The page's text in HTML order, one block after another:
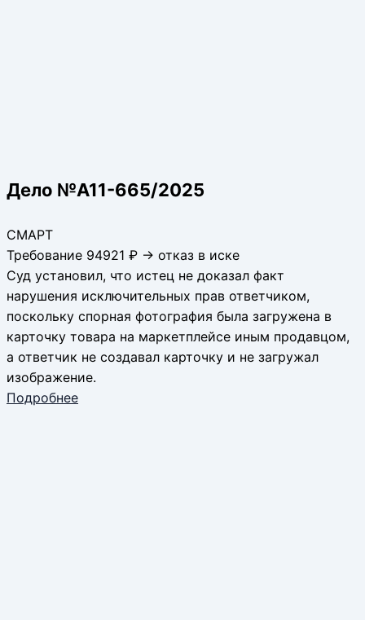
Дело №А11-665/2025
СМАРТ
Требование 94921 ₽ → отказ в иске
Суд установил, что истец не доказал факт
нарушения исключительных прав ответчиком,
поскольку спорная фотография была загружена в
карточку товара на маркетплейсе иным продавцом,
а ответчик не создавал карточку и не загружал
изображение.
Подробнее